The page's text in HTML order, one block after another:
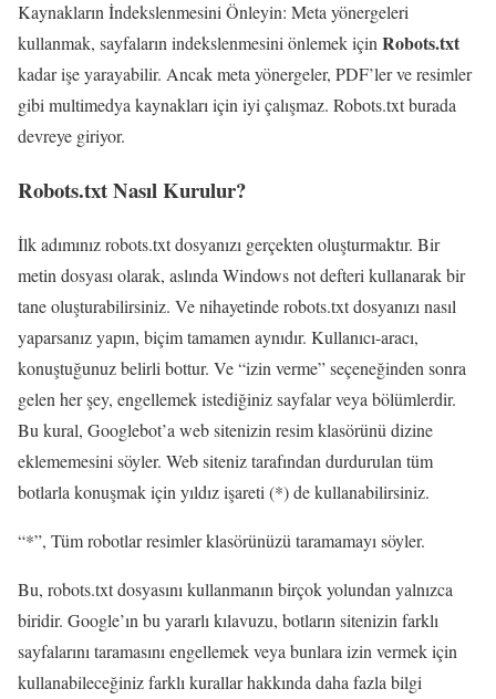
Kaynakların İndekslenmesini Önleyin: Meta yönergeleri
kullanmak, sayfaların indekslenmesini önlemek içinRobots.txt
kadar işe yarayabilir. Ancak meta yönergeler, PDF’ler ve resimler
gibi multimedya kaynakları için iyi çalışmaz. Robots.txt burada
devreye giriyor.
Robots.txt Nasıl Kurulur?
İlk adımınız robots.txt dosyanızı gerçekten oluşturmaktır. Bir
metin dosyası olarak, aslında Windows not defteri kullanarak bir
tane oluşturabilirsiniz. Ve nihayetinde robots.txt dosyanızı nasıl
yaparsanız yapın, biçim tamamen aynıdır. Kullanıcı-aracı,
konuştuğunuz belirli bottur. Ve “izin verme” seçeneğinden sonra
gelen her şey, engellemek istediğiniz sayfalar veya bölümlerdir.
Bu kural, Googlebot’a web sitenizin resim klasörünü dizine
eklememesini söyler. Web siteniz tarafından durdurulan tüm
botlarla konuşmak için yıldız işareti (*) de kullanabilirsiniz.
“*”, Tüm robotlar resimler klasörünüzü taramamayı söyler.
Bu, robots.txt dosyasını kullanmanın birçok yolundan yalnızca
biridir. Google’ın bu yararlı kılavuzu, botların sitenizin farklı
sayfalarını taramasını engellemek veya bunlara izin vermek için
kullanabileceğiniz farklı kurallar hakkında daha fazla bilgi